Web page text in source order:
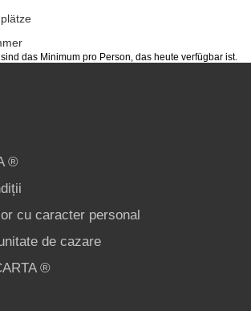
das Minimum pro Person, das heute verfügbar ist.
®
cu caracter personal
de cazare
®